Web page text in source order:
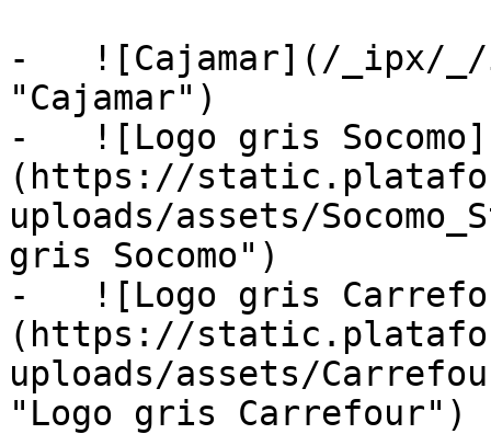
-   ![Cajamar](/_ipx/_/
"Cajamar")
-   ![Logo gris Socomo]
(https://
uploads/assets/
gris Socomo")
-   ![Logo gris
(https://
uploads/assets/
"Logo gris Carrefour")